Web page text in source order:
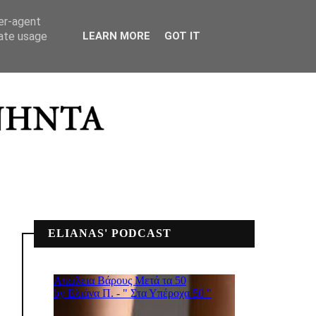
ΜΟΥ
ELIANAS' PODCAST
agent
usage
LEARN MORE GOT IT